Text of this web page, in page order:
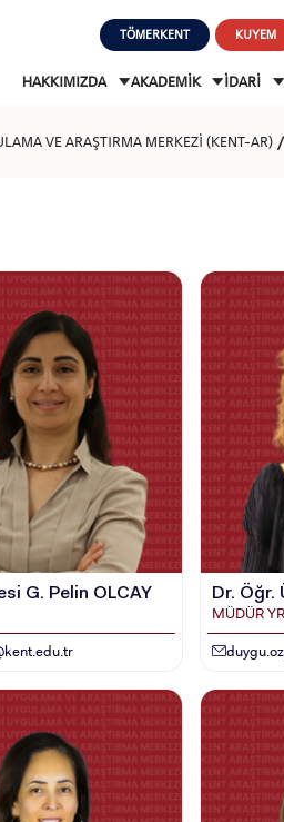
TÖMERKENT KUYEM
HAKKIMIZDA AKADEMİK İDARİ
VE ARAŞTIRMA MERKEZİ (KENT-AR)
G. Pelin OLCAY Dr. Öğr.
MÜDÜR